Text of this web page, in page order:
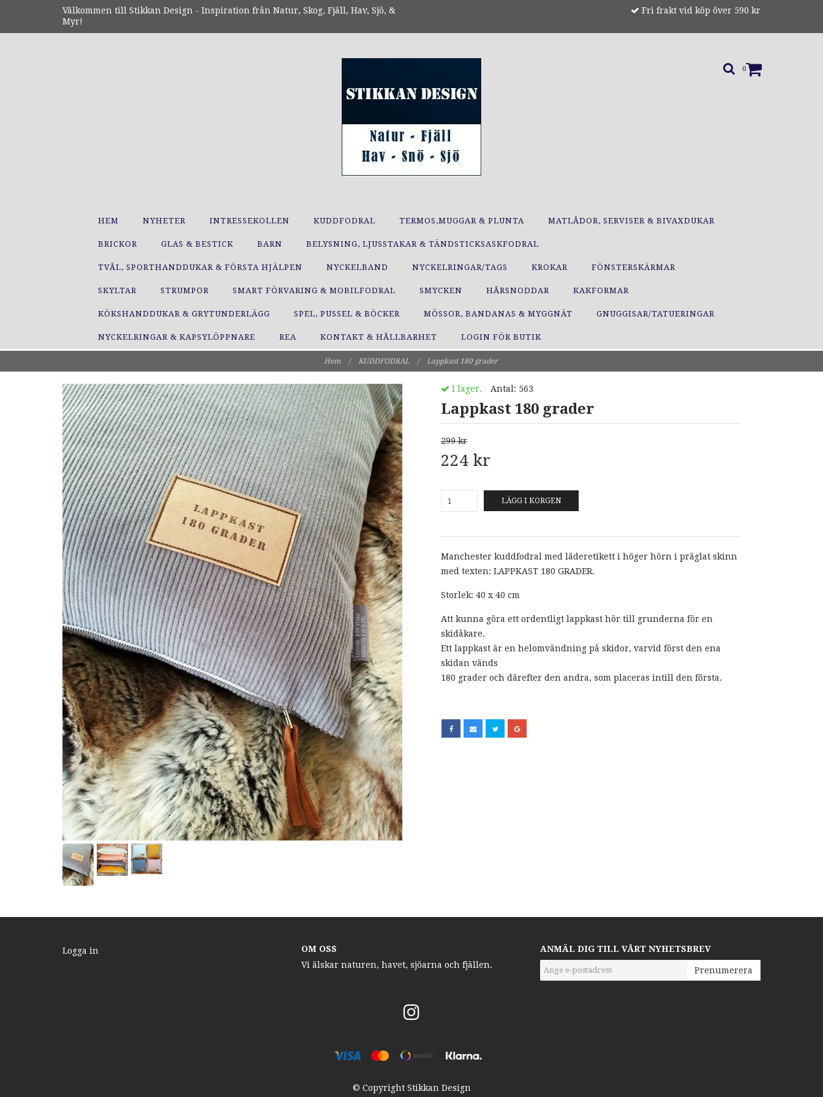
Välkommen till Stikkan Design - Inspiration från Natur, Skog, Fjäll, Hav, Sjö, &
Myr!
Fri frakt vid köp över 590 kr
0
HEM NYHETER INTRESSEKOLLEN KUDDFODRAL TERMOS,MUGGAR & PLUNTA MATLÅDOR, SERVISER & BIVAXDUKAR
BRICKOR GLAS & BESTICK BARN BELYSNING, LJUSSTAKAR & TÄNDSTICKSASKFODRAL
TVÅL, SPORTHANDDUKAR & FÖRSTA HJÄLPEN NYCKELBAND NYCKELRINGAR/TAGS KROKAR FÖNSTERSKÄRMAR
SKYLTAR STRUMPOR SMART FÖRVARING & MOBILFODRAL SMYCKEN HÅRSNODDAR KAKFORMAR
KÖKSHANDDUKAR & GRYTUNDERLÄGG SPEL, PUSSEL & BÖCKER MÖSSOR, BANDANAS & MYGGNÄT GNUGGISAR/TATUERINGAR
NYCKELRINGAR & KAPSYLÖPPNARE REA KONTAKT & HÅLLBARHET LOGIN FÖR BUTIK
Hem / KUDDFODRAL / Lappkast 180 grader
I lager. Antal: 563
Lappkast 180 grader
299 kr
224 kr
LÄGG I KORGEN
Manchester kuddfodral med läderetikett i höger hörn i präglat skinn
med texten: LAPPKAST 180 GRADER.
Storlek: 40 x 40 cm
Att kunna göra ett ordentligt lappkast hör till grunderna för en
skidåkare.
Ett lappkast är en helomvändning på skidor, varvid först den ena
skidan vänds
180 grader och därefter den andra, som placeras intill den första.
Logga in
OM OSS
Vi älskar naturen, havet, sjöarna och fjällen.
ANMÄL DIG TILL VÅRT NYHETSBREV
Prenumerera
© Copyright Stikkan Design